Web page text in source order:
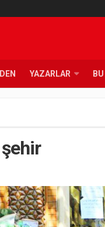
YAZARLAR